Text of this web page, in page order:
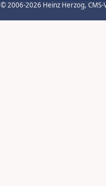
© 2006-2026 Heinz Herzog,